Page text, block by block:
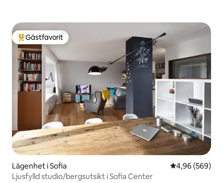
Populär gästfavorit
Gästfavorit
Lägenhet i Sofia 4,96 av 5 i
4,96 (569)
Ljusfylld studio/bergsutsikt i Sofia Center